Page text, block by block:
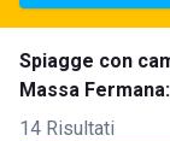
Spiagge con
Massa
14 Risultati